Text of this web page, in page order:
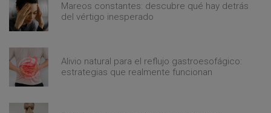
Mareos constantes: descubre qué hay detrás
del vértigo inesperado
Alivio natural para el reflujo gastroesofágico:
estrategias que realmente funcionan